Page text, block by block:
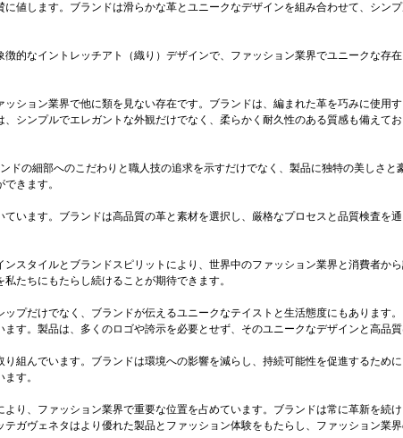
値します。ブランドは滑らかな革とユニークなデザインを組み合わせて、シン
的なイントレッチアト（織り）デザインで、ファッション業界でユニークな存
ション業界で他に類を見ない存在です。ブランドは、編まれた革を巧みに使用
シンプルでエレガントな外観だけでなく、柔らかく耐久性のある質感も備えて
の細部へのこだわりと職人技の追求を示すだけでなく、製品に独特の美しさ
きます。
います。ブランドは高品質の革と素材を選択し、厳格なプロセスと品質検査を
スタイルとブランドスピリットにより、世界中のファッション業界と消費者か
たちにもたらし続けることが期待できます。
プだけでなく、ブランドが伝えるユニークなテイストと生活態度にもあります
す。製品は、多くのロゴや誇示を必要とせず、そのユニークなデザインと高品
組んでいます。ブランドは環境への影響を減らし、持続可能性を促進するため
す。
り、ファッション業界で重要な位置を占めています。ブランドは常に革新を続
ガヴェネタはより優れた製品とファッション体験をもたらし、ファッション業